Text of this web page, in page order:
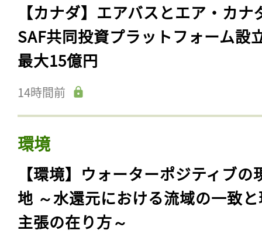
【カナダ】エアバスとエア・カナ
SAF共同投資プラットフォーム設
最大15億円
14時間前
環境
【環境】ウォーターポジティブの
地 ～水還元における流域の一致
主張の在り方～